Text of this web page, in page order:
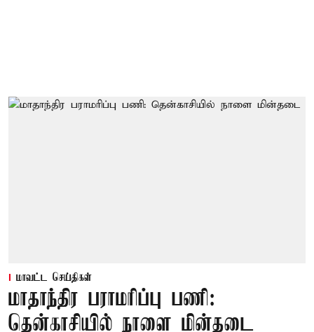
மாவட்ட செய்திகள்
மாதாந்திர பராமரிப்பு பணி:
தென்காசியில் நாளை மின்தடை